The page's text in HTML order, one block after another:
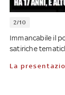
2/10
Immancabile il
satiriche
La